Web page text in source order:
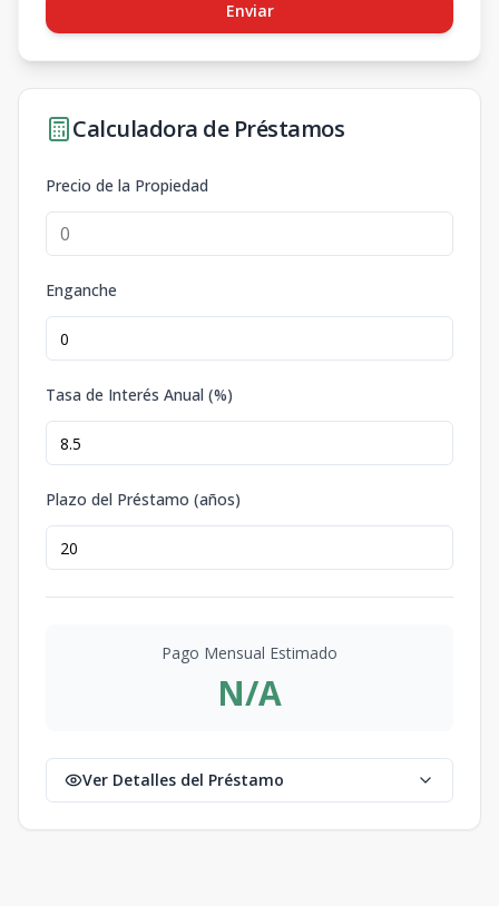
Enviar
Calculadora de Préstamos
Precio de la Propiedad
Enganche
Tasa de Interés Anual (%)
Plazo del Préstamo (años)
Pago Mensual Estimado
N/A
Ver Detalles del Préstamo